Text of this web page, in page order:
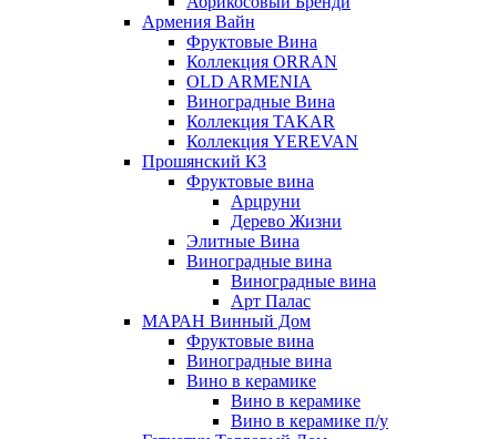
Армения Вайн
Фруктовые Вина
Коллекция ORRAN
OLD ARMENIA
Виноградные Вина
Коллекция TAKAR
Коллекция YEREVAN
Прошянский КЗ
Фруктовые вина
Арцруни
Дерево Жизни
Элитные Вина
Виноградные вина
Виноградные вина
Арт Палас
МАРАН Винный Дом
Фруктовые вина
Виноградные вина
Вино в керамике
Вино в керамике
Вино в керамике п/у